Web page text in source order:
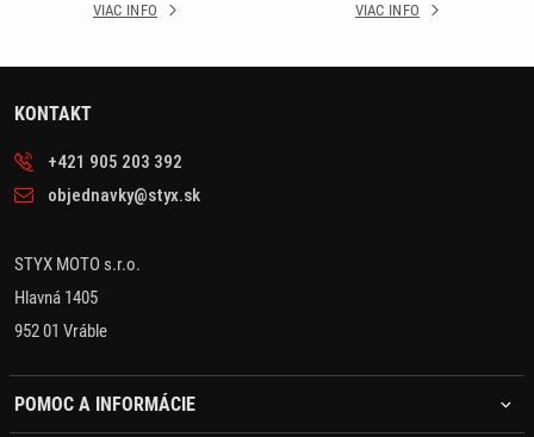
VIAC INFO VIAC INFO
KONTAKT
+421 905 203 392
objednavky@styx.sk
STYX MOTO s.r.o.
Hlavná 1405
952 01 Vráble
POMOC A INFORMÁCIE